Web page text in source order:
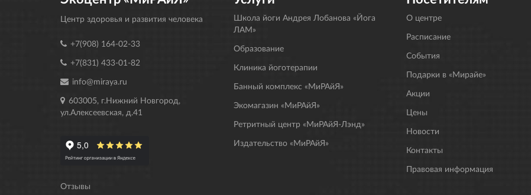
Центр здоровья и развития человека
+7(908) 164-02-33
+7(831) 433-01-82
info@miraya.ru
603005, г.Нижний Новгород,
ул.Алексеевская, д.41
Отзывы
Школа йоги Андрея Лобанова «Йога
ЛАМ»
Образование
Клиника йоготерапии
Банный комплекс «МиРАйЯ»
Экомагазин «МиРАйЯ»
Ретритный центр «МиРАйЯ-Лэнд»
Издательство «МиРАйЯ»
О центре
Расписание
События
Подарки в «Мирайе»
Акции
Цены
Новости
Контакты
Правовая информация